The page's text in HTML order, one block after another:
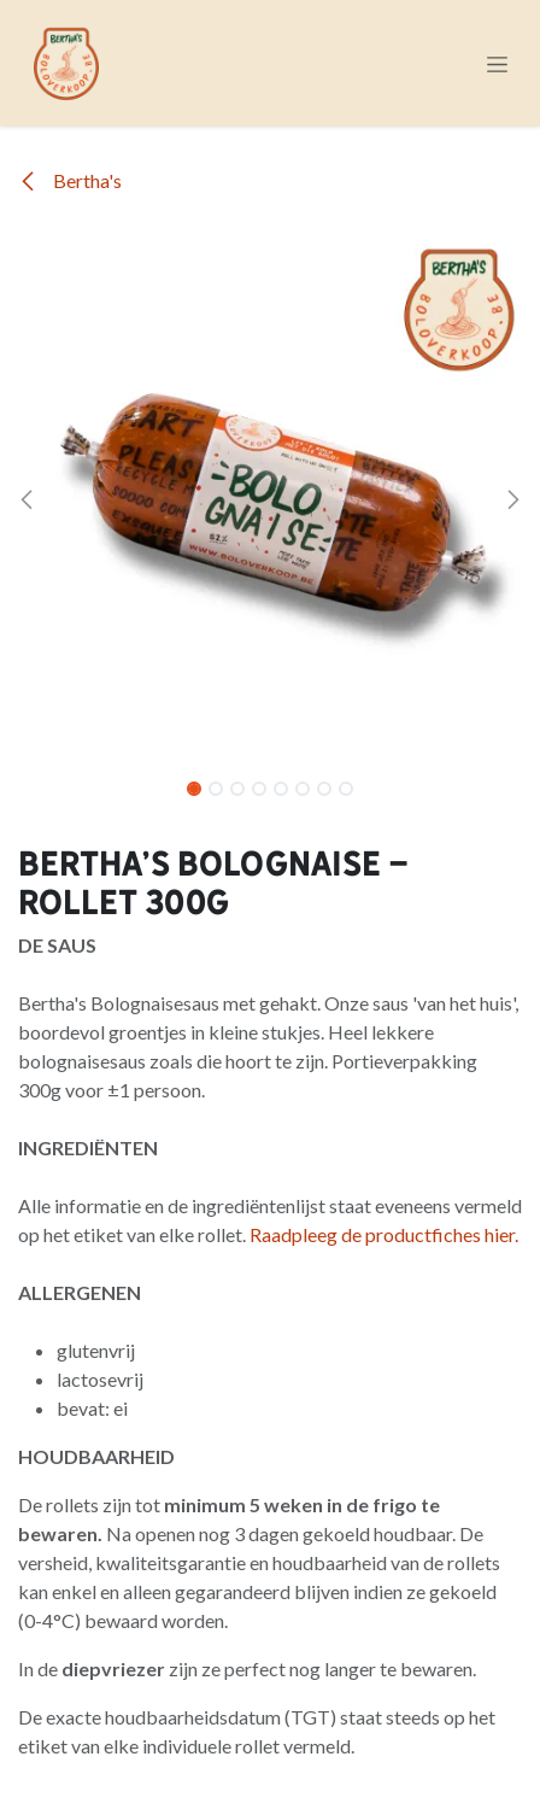
Bertha's
Bertha's Bolognaise -
rollet 300g
DE SAUS
Bertha's Bolognaisesaus met gehakt. Onze saus 'van het huis',
boordevol groentjes in kleine stukjes. Heel lekkere
bolognaisesaus zoals die hoort te zijn. Portieverpakking
300g voor ±1 persoon.
INGREDIËNTEN
Alle informatie en de ingrediëntenlijst staat eveneens vermeld
op het etiket van elke rollet. Raadpleeg de productfiches hier.
ALLERGENEN
glutenvrij
lactosevrij
bevat: ei
HOUDBAARHEID
De rollets zijn tot minimum 5 weken in de frigo te
bewaren. Na openen nog 3 dagen gekoeld houdbaar. De
versheid, kwaliteitsgarantie en houdbaarheid van de rollets
kan enkel en alleen gegarandeerd blijven indien ze gekoeld
(0-4°C) bewaard worden.
In de diepvriezer zijn ze perfect nog langer te bewaren.
De exacte houdbaarheidsdatum (TGT) staat steeds op het
etiket van elke individuele rollet vermeld.